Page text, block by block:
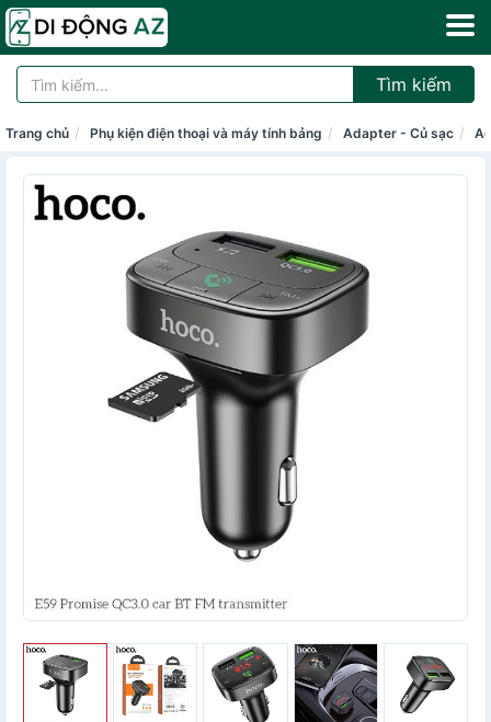
Tìm kiếm
Trang chủ Phụ kiện điện thoại và máy tính bảng Adapter - Củ sạc